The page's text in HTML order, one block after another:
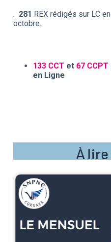
. 281 REX rédigés sur LC
octobre.
133 CCT et67 CCPT
en Ligne
À lire